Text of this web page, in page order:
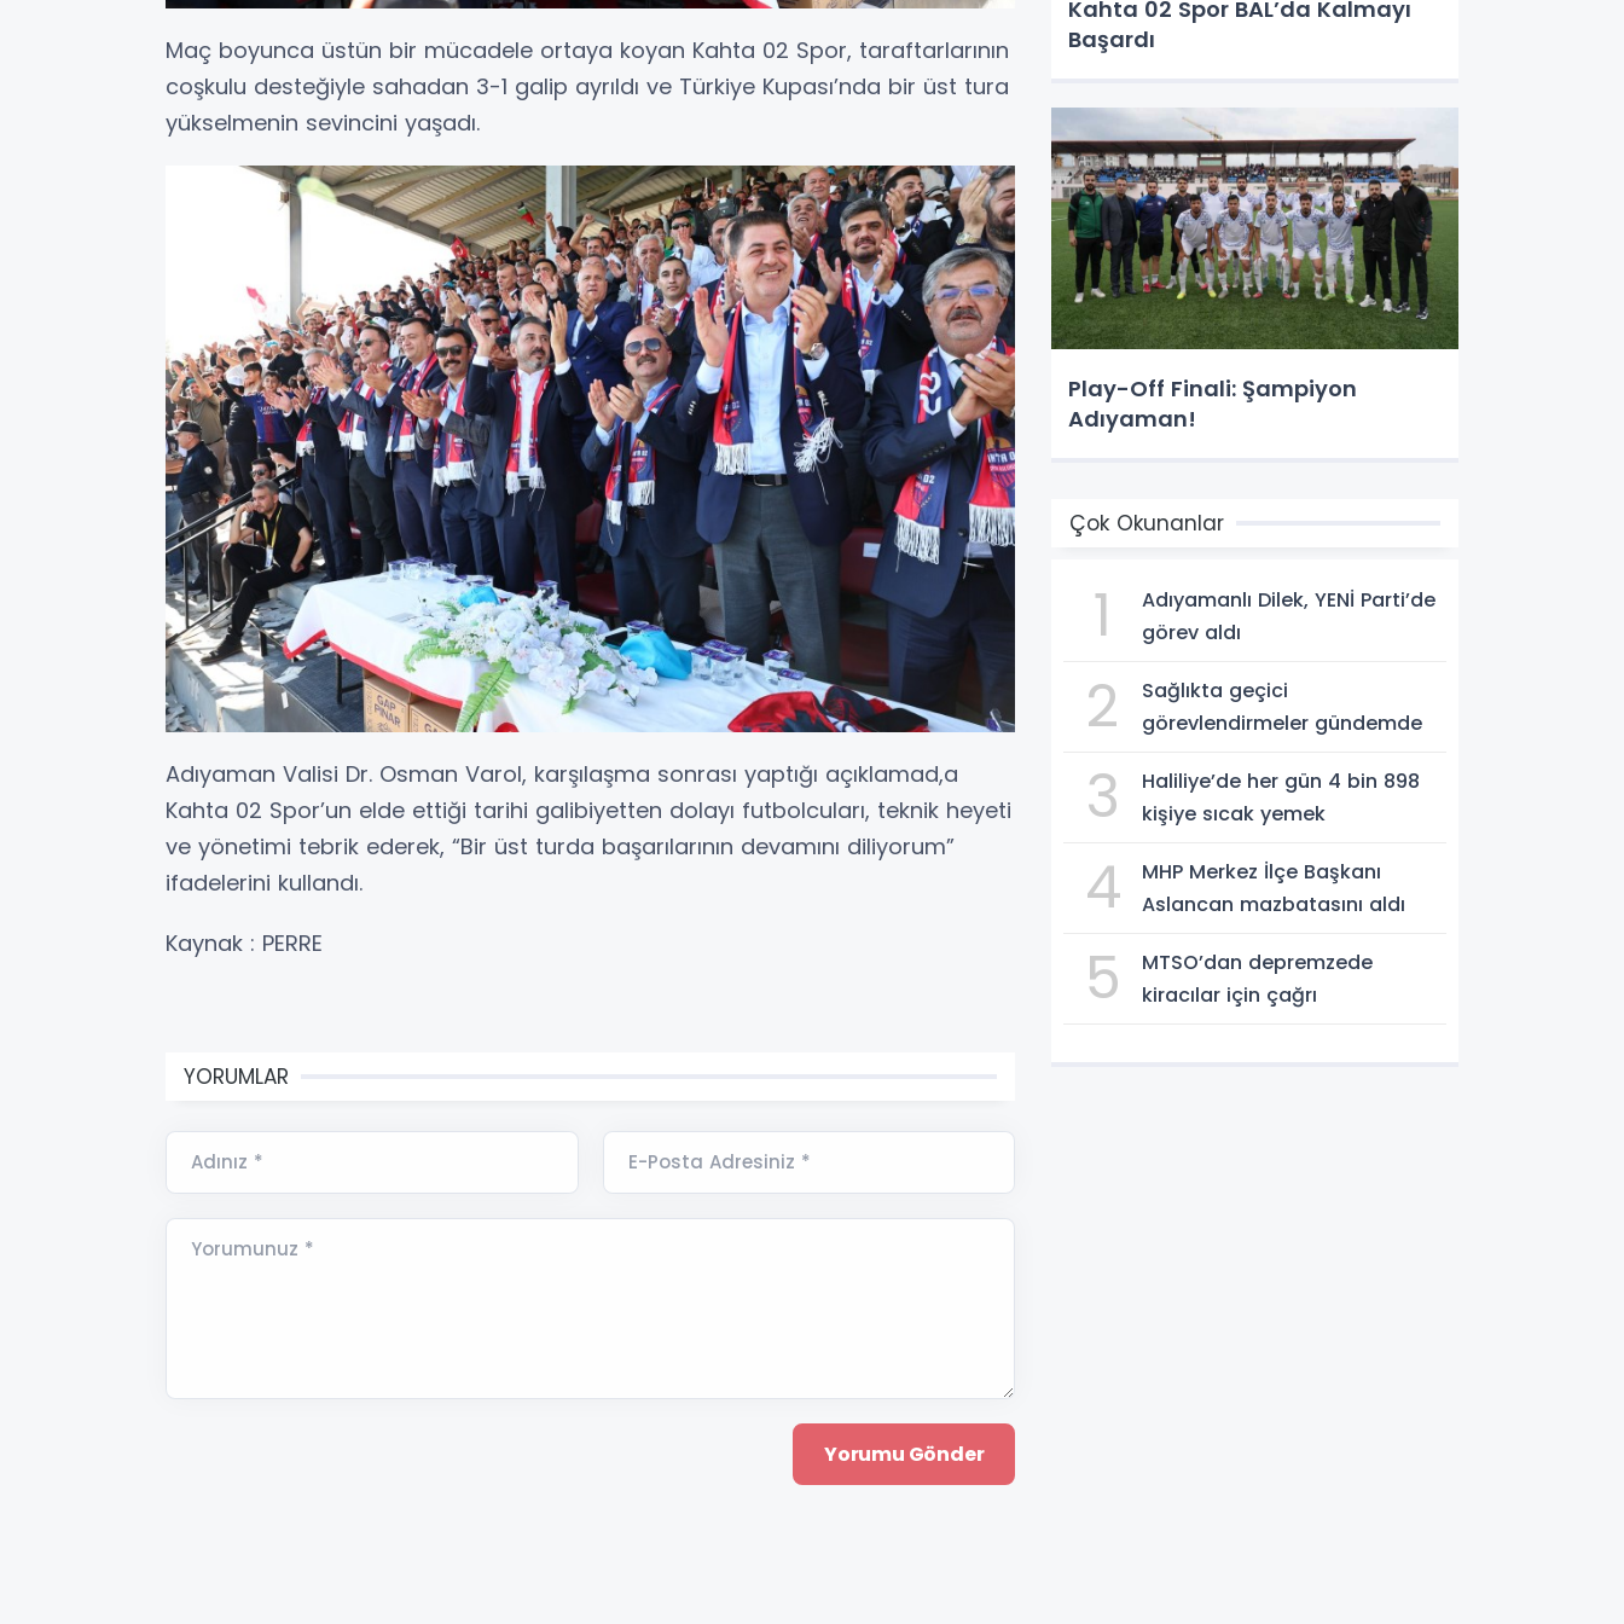
Maç boyunca üstün bir mücadele ortaya koyan Kahta 02 Spor, taraftarlarının
coşkulu desteğiyle sahadan 3-1 galip ayrıldı ve Türkiye Kupası’nda bir üst tura
yükselmenin sevincini yaşadı.
Adıyaman Valisi Dr. Osman Varol, karşılaşma sonrası yaptığı açıklamad,a
Kahta 02 Spor’un elde ettiği tarihi galibiyetten dolayı futbolcuları, teknik heyeti
ve yönetimi tebrik ederek, “Bir üst turda başarılarının devamını diliyorum”
ifadelerini kullandı.
Kaynak : PERRE
YORUMLAR
Adınız * E-Posta Adresiniz *
Yorumunuz *
Kahta 02 Spor BAL’da Kalmayı
Başardı
Play-Off Finali: Şampiyon
Adıyaman!
Çok Okunanlar
1
Adıyamanlı Dilek, YENİ Parti’de
görev aldı
2
Sağlıkta geçici
görevlendirmeler gündemde
3
Haliliye’de her gün 4 bin 898
kişiye sıcak yemek
4
MHP Merkez İlçe Başkanı
Aslancan mazbatasını aldı
5
MTSO’dan depremzede
kiracılar için çağrı